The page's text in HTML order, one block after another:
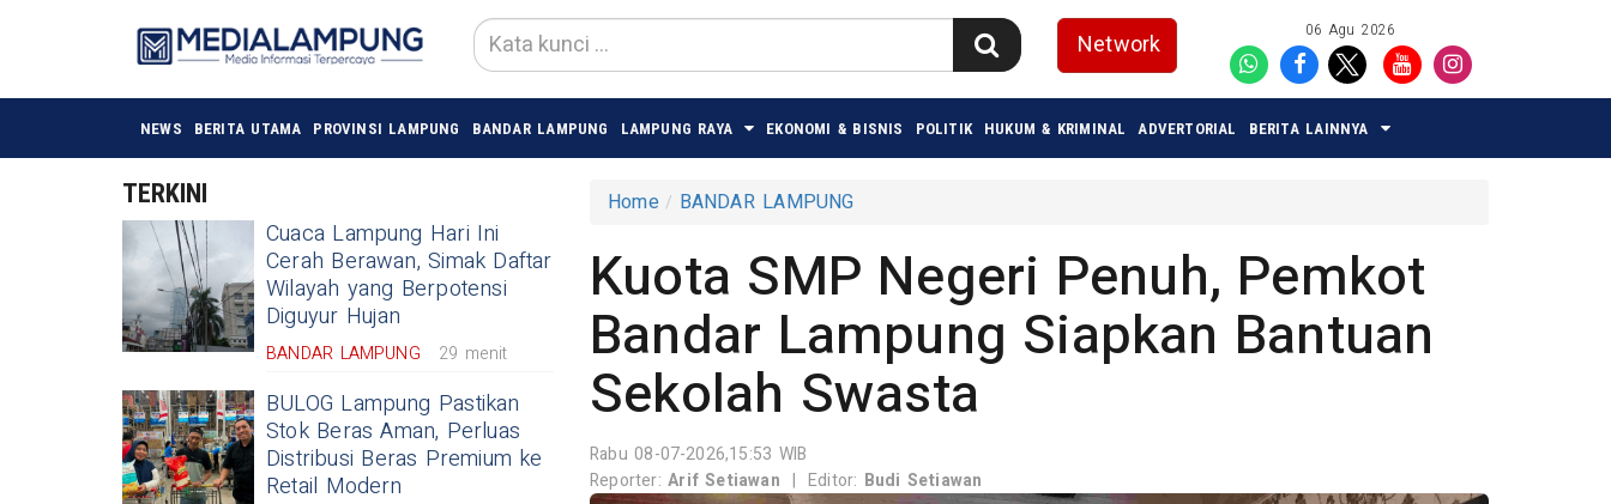
Network 06 Agu 2026
NEWS BERITA UTAMA PROVINSI LAMPUNG BANDAR LAMPUNG LAMPUNG RAYA EKONOMI & BISNIS POLITIK HUKUM & KRIMINAL ADVERTORIAL BERITA LAINNYA
TERKINI
Cuaca Lampung Hari Ini
Cerah Berawan, Simak Daftar
Wilayah yang Berpotensi
Diguyur Hujan
BANDAR LAMPUNG 29 menit
BULOG Lampung Pastikan
Stok Beras Aman, Perluas
Distribusi Beras Premium ke
Retail Modern
Home BANDAR LAMPUNG
Kuota SMP Negeri Penuh, Pemkot
Bandar Lampung Siapkan Bantuan
Sekolah Swasta
Rabu 08-07-2026,15:53 WIB
Reporter:Arif Setiawan | Editor: Budi Setiawan